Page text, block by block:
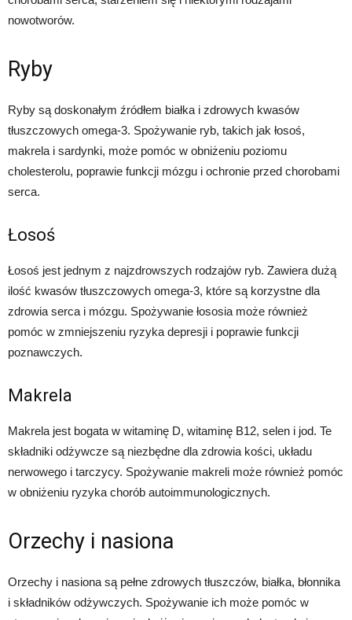
nowotworów.
Ryby
Ryby są doskonałym źródłem białka i zdrowych kwasów
tłuszczowych omega-3. Spożywanie ryb, takich jak łosoś,
makrela i sardynki, może pomóc w obniżeniu poziomu
cholesterolu, poprawie funkcji mózgu i ochronie przed chorobami
serca.
Łosoś
Łosoś jest jednym z najzdrowszych rodzajów ryb. Zawiera dużą
ilość kwasów tłuszczowych omega-3, które są korzystne dla
zdrowia serca i mózgu. Spożywanie łososia może również
pomóc w zmniejszeniu ryzyka depresji i poprawie funkcji
poznawczych.
Makrela
Makrela jest bogata w witaminę D, witaminę B12, selen i jod. Te
składniki odżywcze są niezbędne dla zdrowia kości, układu
nerwowego i tarczycy. Spożywanie makreli może również pomóc
w obniżeniu ryzyka chorób autoimmunologicznych.
Orzechy i nasiona
Orzechy i nasiona są pełne zdrowych tłuszczów, białka, błonnika
i składników odżywczych. Spożywanie ich może pomóc w